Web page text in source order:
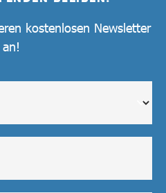
kostenlosen Newsletter
an!